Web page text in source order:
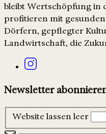
bleibt Wertschöpfung in
profitieren mit
Dörfern, gepflegter
Landwirtschaft, die
Newsletter
Website lassen leer